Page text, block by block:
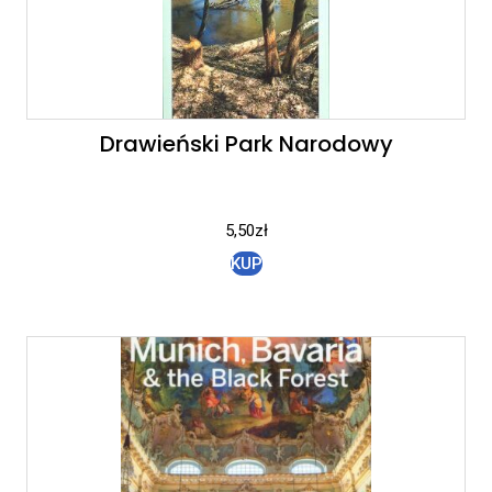
Drawieński Park Narodowy
5,50zł
KUP